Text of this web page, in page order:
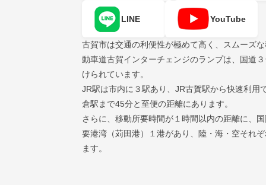
LINE YouTube
古賀市は交通の利便性が極めて高く、スムーズ
動車道古賀インターチェンジのランプは、国道
けられています。
JR駅は市内に３駅あり、JR古賀駅から快速利用
倉駅まで45分と至便の距離にあります。
さらに、移動所要時間が１時間以内の距離に、
要港湾（苅田港）１港があり、陸・海・空それ
ます。